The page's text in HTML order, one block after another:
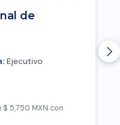
de
Ejecutivo
$ 5,750 MXN con